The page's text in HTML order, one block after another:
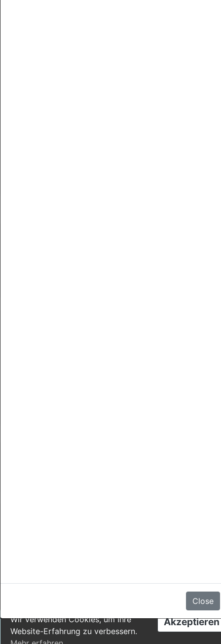
Close
Akzeptieren
Wir verwenden Cookies, um Ihre
Website-Erfahrung zu verbessern.